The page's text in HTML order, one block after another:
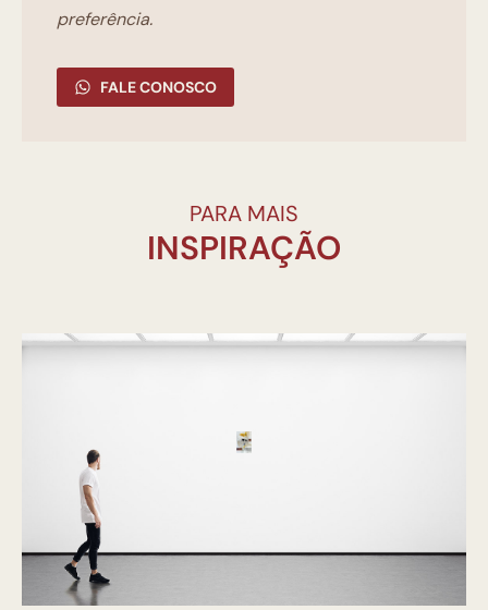
preferência.
FALE CONOSCO
PARA MAIS
INSPIRAÇÃO